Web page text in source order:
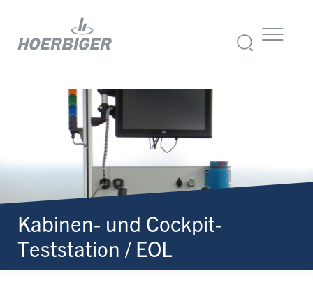
Kabinen- und Cockpit-
Teststation / EOL